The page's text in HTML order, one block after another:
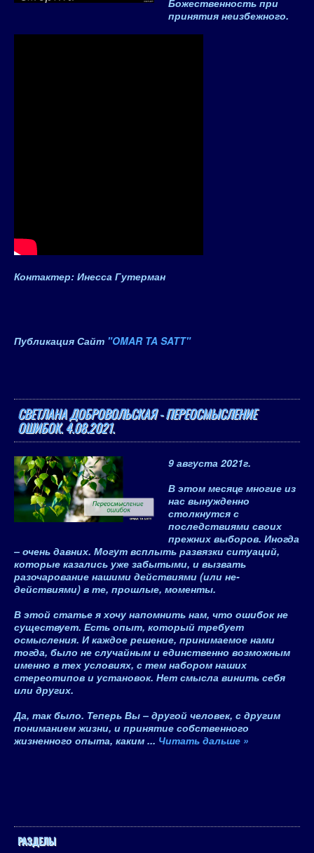
Божественность при
принятия неизбежного.
Контактер: Инесса Гутерман
Публикация Сайт "OMAR TA SATT"
СВЕТЛАНА ДОБРОВОЛЬСКАЯ - ПЕРЕОСМЫСЛЕНИЕ
ОШИБОК. 4.08.2021.
9 августа 2021г.
В этом месяце многие из
нас вынужденно
столкнутся с
последствиями своих
прежних выборов. Иногда
– очень давних. Могут всплыть развязки ситуаций,
которые казались уже забытыми, и вызвать
разочарование нашими действиями (или не-
действиями) в те, прошлые, моменты.
В этой статье я хочу напомнить нам, что ошибок не
существует. Есть опыт, который требует
осмысления. И каждое решение, принимаемое нами
тогда, было не случайным и единственно возможным
именно в тех условиях, с тем набором наших
стереотипов и установок. Нет смысла винить себя
или других.
Да, так было. Теперь Вы – другой человек, с другим
пониманием жизни, и принятие собственного
жизненного опыта, каким ... Читать дальше »
РАЗДЕЛЫ